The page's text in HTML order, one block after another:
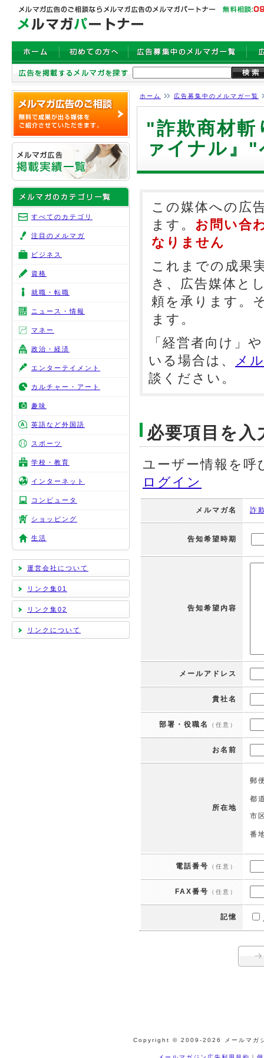
ホーム 広告募集中のメルマガ一覧
"詐欺商材斬
ァイナル』
この媒体への広
ます。 お問い合
なりません
これまでの成果
き、広告媒体と
頼を承ります。
ます。
「経営者向け」
いる場合は、
メ
談ください。
必要項目を
ユーザー情報を
ログイン
メルマガ名 詐
告知希望時期
告知希望内容
メールアドレス
貴社名
部署・役職名 （任意）
お名前
所在地
郵
都
市
番
電話番号 （任意）
FAX番号 （任意）
記憶
すべてのカテゴリ
注目のメルマガ
ビジネス
資格
就職・転職
ニュース・情報
マネー
政治・経済
エンターテイメント
カルチャー・アート
趣味
英語など外国語
スポーツ
学校・教育
インターネット
コンピュータ
ショッピング
生活
運営会社について
リンク集01
リンク集02
リンクについて
Copyright © 2009-2026 メールマガ